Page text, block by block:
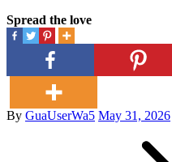
Spread the love
By GuaUserWa5Posted
May 31, 2026